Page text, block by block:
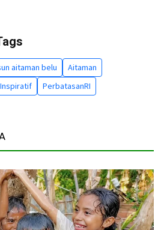
aitaman belu
Aitaman
PerbatasanRI